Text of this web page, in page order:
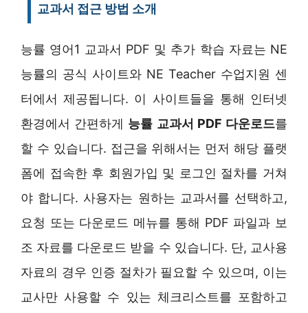
교과서 접근 방법 소개
능률 영어1 교과서 PDF 및 추가 학습 자료는 NE
능률의 공식 사이트와 NE Teacher 수업지원 센
터에서 제공됩니다. 이 사이트들을 통해 인터넷
환경에서 간편하게 능률 교과서 PDF 다운로드를
할 수 있습니다. 접근을 위해서는 먼저 해당 플랫
폼에 접속한 후 회원가입 및 로그인 절차를 거쳐
야 합니다. 사용자는 원하는 교과서를 선택하고,
요청 또는 다운로드 메뉴를 통해 PDF 파일과 보
조 자료를 다운로드 받을 수 있습니다. 단, 교사용
자료의 경우 인증 절차가 필요할 수 있으며, 이는
교사만 사용할 수 있는 체크리스트를 포함하고